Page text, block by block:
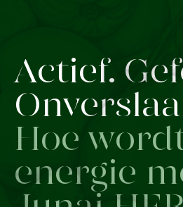
Actief.
Hoe
energie